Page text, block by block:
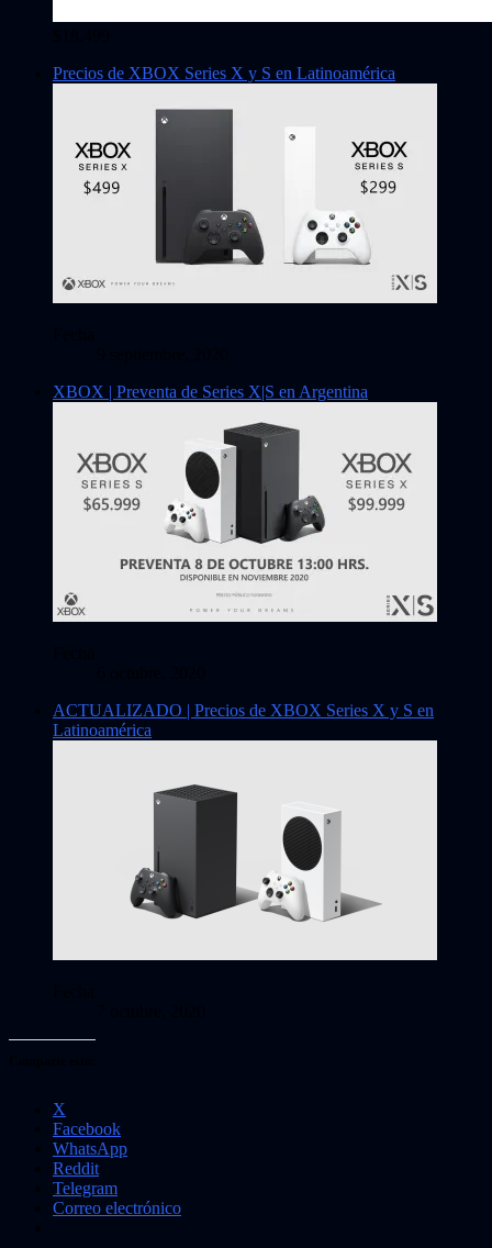
Precios de XBOX Series X y S en Latinoamérica
XBOX | Preventa de Series X|S en Argentina
ACTUALIZADO | Precios de XBOX Series X y S en
Latinoamérica
X
Facebook
WhatsApp
Reddit
Telegram
Correo electrónico